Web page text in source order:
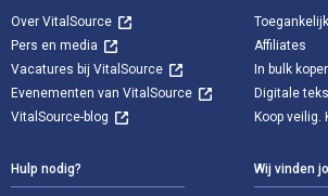
Over VitalSource
Pers en media
Vacatures bij VitalSource
Evenementen van VitalSource
VitalSource-blog
Affiliates
In bulk
Digitale
Koop veilig.
Hulp nodig? Wij vinden